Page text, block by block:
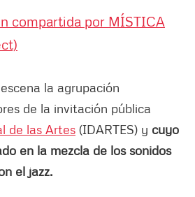
compartida por MÍSTICA
la agrupación
de la invitación pública
de las Artes (IDARTES) y cuyo
en la mezcla de los sonidos
el jazz.